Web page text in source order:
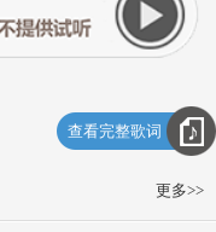
查看完整歌词
更多>>